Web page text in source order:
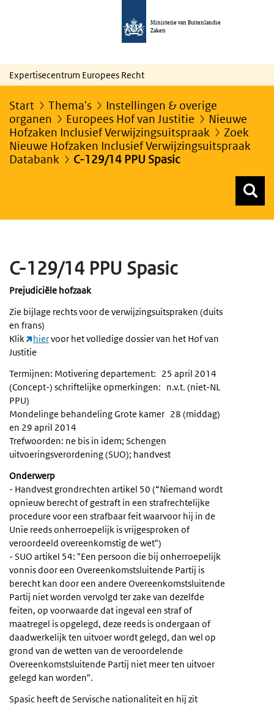
Ministerie van Buitenlandse
Zaken
Expertisecentrum Europees Recht
Start Thema's
Instellingen & overige
organen
Europees Hof van Justitie
Nieuwe
Hofzaken Inclusief Verwijzingsuitspraak
Zoek
Nieuwe Hofzaken Inclusief Verwijzingsuitspraak
Databank
C-129/14 PPU Spasic
C-129/14 PPU Spasic
Prejudiciële hofzaak
Zie bijlage rechts voor de verwijzingsuitspraken (duits
en frans)
Klik
hiervoor het volledige dossier van het Hof van
Justitie
Termijnen: Motivering departement: 25 april 2014
(Concept-) schriftelijke opmerkingen: n.v.t. (niet-NL
PPU)
Mondelinge behandeling Grote kamer 28 (middag)
en 29 april 2014
Trefwoorden: ne bis in idem; Schengen
uitvoeringsverordening (SUO); handvest
Onderwerp
- Handvest grondrechten artikel 50 (“Niemand wordt
opnieuw berecht of gestraft in een strafrechtelijke
procedure voor een strafbaar feit waarvoor hij in de
Unie reeds onherroepelijk is vrijgesproken of
veroordeeld overeenkomstig de wet")
- SUO artikel 54: "Een persoon die bij onherroepelijk
vonnis door een Overeenkomstsluitende Partij is
berecht kan door een andere Overeenkomstsluitende
Partij niet worden vervolgd ter zake van dezelfde
feiten, op voorwaarde dat ingeval een straf of
maatregel is opgelegd, deze reeds is ondergaan of
daadwerkelijk ten uitvoer wordt gelegd, dan wel op
grond van de wetten van de veroordelende
Overeenkomstsluitende Partij niet meer ten uitvoer
gelegd kan worden".
Spasic heeft de Servische nationaliteit en hij zit